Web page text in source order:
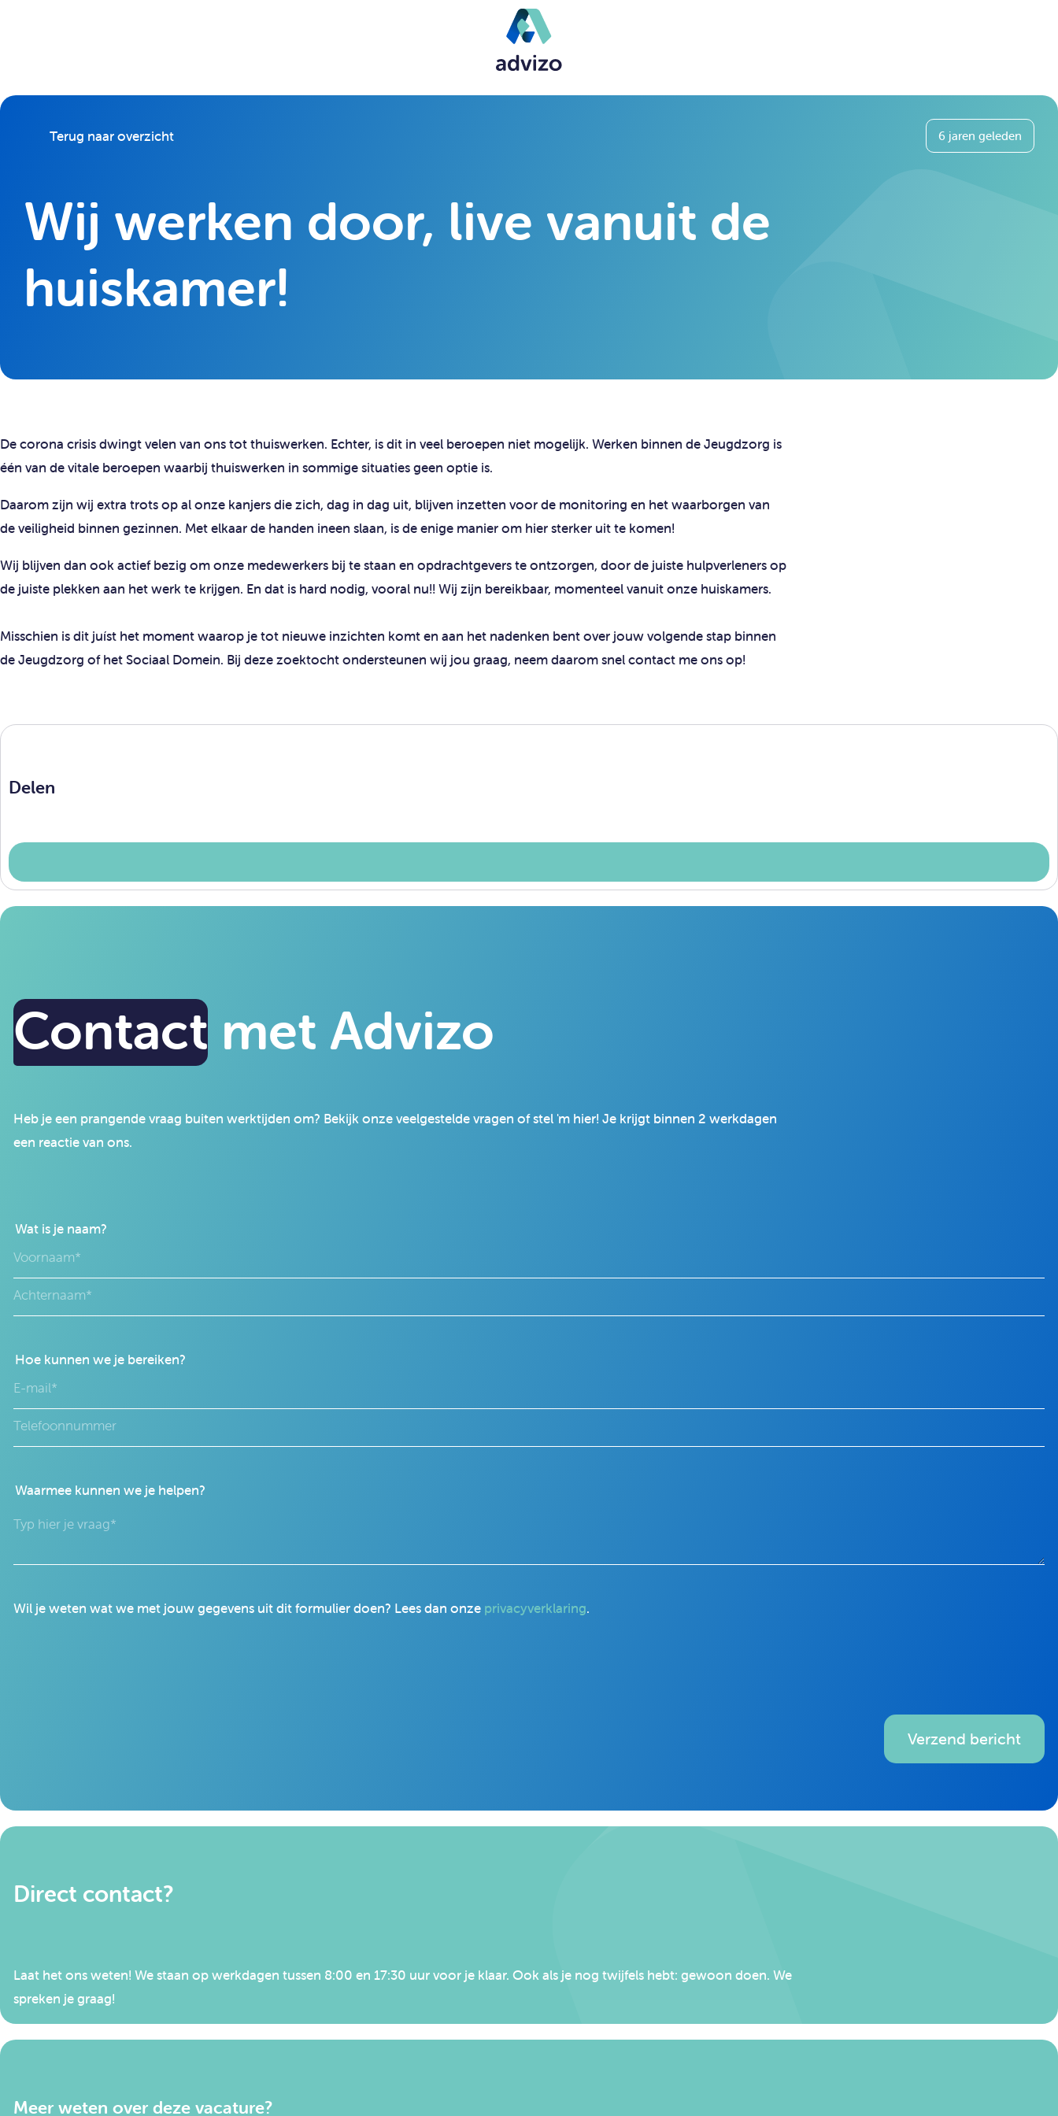
Terug naar overzicht 6 jaren geleden
Wij werken door, live vanuit de
huiskamer!
De corona crisis dwingt velen van ons tot thuiswerken. Echter​, is dit in veel beroepen niet mogelijk. Werken binnen de Jeugdzorg is
één van de vitale beroepen waarbij thuiswerken in sommige situaties geen optie is.
Daarom zijn wij extra trots op al onze kanjers die zich, dag in dag uit, blijven inzetten voor de monitoring en het waarborgen van
de veiligheid binnen gezinnen. Met elkaar de handen ineen slaan, is de enige manier om hier sterker uit te komen​!
Wij blijven dan ook actief bezig om onze medewerkers bij te staan en opdrachtgevers te ontzorgen, door de juiste hulpverleners op
de juiste plekken aan het werk te krijgen. En dat is hard nodig, vooral nu!! Wij zijn bereikbaar, momenteel vanuit onze huiskamers.
Misschien is dit juíst het moment waarop je tot nieuwe inzichten komt en aan het nadenken bent over jouw volgende stap binnen
de Jeugdzorg of het Sociaal Domein. Bij deze zoektocht ondersteunen wij jou graag, neem daarom snel contact me ons op!
Delen
Contact met Advizo
Heb je een prangende vraag buiten werktijden om? Bekijk onze veelgestelde vragen of stel 'm hier! Je krijgt binnen 2 werkdagen
een reactie van ons.
Wat is je naam?
Hoe kunnen we je bereiken?
Waarmee kunnen we je helpen?
Wil je weten wat we met jouw gegevens uit dit formulier doen? Lees dan onze privacyverklaring.
Verzend bericht
Direct contact?
Laat het ons weten! We staan op werkdagen tussen 8:00 en 17:30 uur voor je klaar. Ook als je nog twijfels hebt: gewoon doen. We
spreken je graag!
Meer weten over deze vacature?